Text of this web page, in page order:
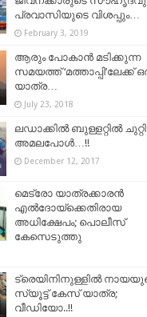
പ്രവാസിയുടെ വിശപ്പും…
February 3, 2019
ആരും പോകാന്‍ മടിക്കുന്ന
സമയത്ത് ‘മത്താപ്പി’ലേക്ക്
യാത്ര…
July 23, 2018
ലഡാക്കിൽ ബുള്ളറ്റിൽ ചുറ്റി
അമലപോൾ…!!
December 12, 2017
മെട്രോ യാത്രക്കാരൻ
എൽദോയ്ക്കെതിരായ
അധിക്ഷേപം; പൊലീസ്
കേസെടുത്തു
ട്രെയിനിനുള്ളിൽ
സ്യൂട്ട് കേസ് യാത്ര;
വീഡിയോ..!!